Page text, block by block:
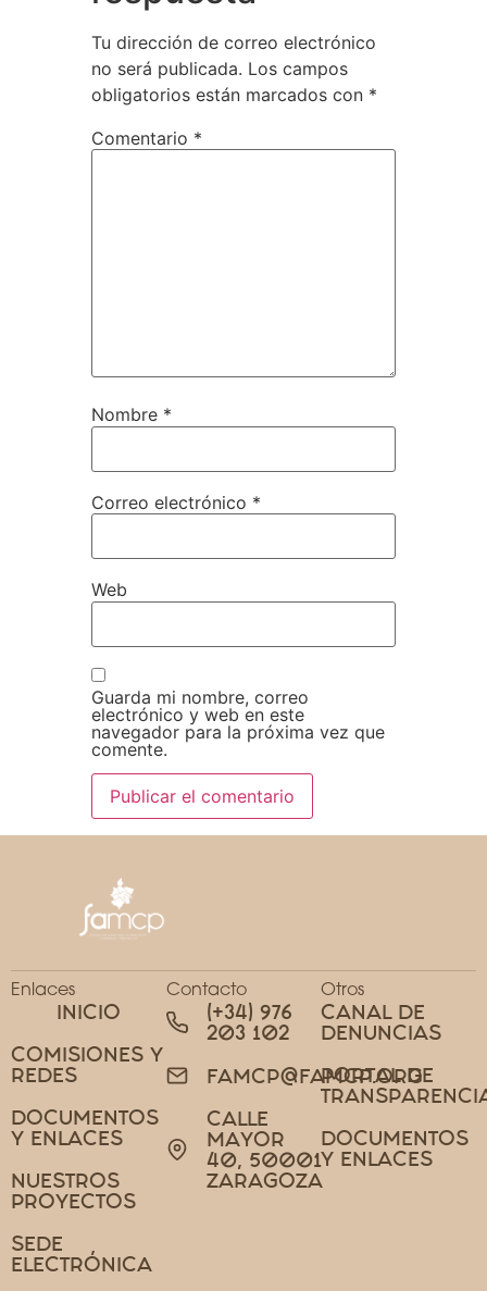
Tu dirección de correo electrónico
no será publicada. Los campos
obligatorios están marcados con *
Comentario *
Nombre *
Correo electrónico *
Web
Guarda mi nombre, correo
electrónico y web en este
navegador para la próxima vez que
comente.
Enlaces
INICIO
COMISIONES Y
REDES
DOCUMENTOS
Y ENLACES
NUESTROS
PROYECTOS
SEDE
ELECTRÓNICA
Contacto
(+34) 976
203 102
FAMCP@FAMCP.ORG
CALLE
MAYOR
40, 50001
ZARAGOZA
Otros
CANAL DE
DENUNCIAS
PORTAL DE
DOCUMENTOS
Y ENLACES